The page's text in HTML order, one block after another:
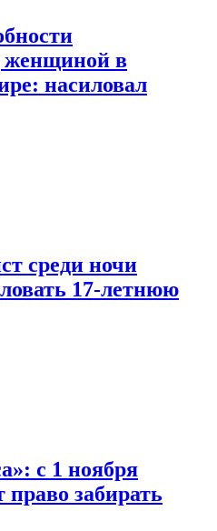
женщиной в
насиловал
среди ночи
17-летнюю
с 1 ноября
право забирать